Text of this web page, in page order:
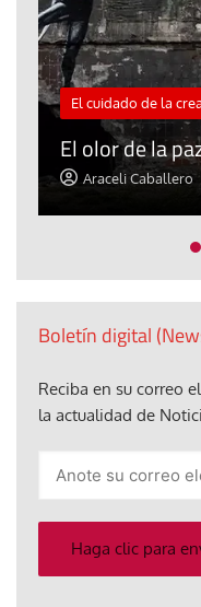
El cuidado de la
El olor de la
Araceli Caballero
Boletín digital
Reciba en su correo
la actualidad de
electrónico
Haga clic para